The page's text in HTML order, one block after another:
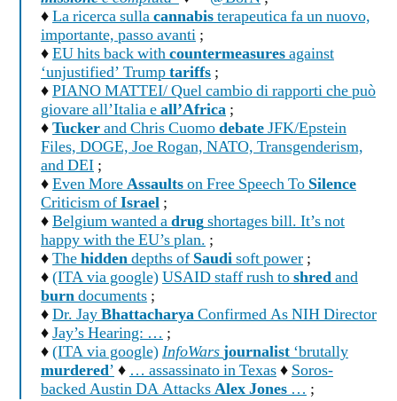
♦La ricerca sullacannabisterapeutica fa un nuovo,
importante, passo avanti ;
♦EU hits back withcountermeasuresagainst
‘unjustified’ Trumptariffs ;
♦PIANO MATTEI/ Quel cambio di rapporti che può
giovare all’Italia eall’Africa ;
♦Tuckerand Chris CuomodebateJFK/Epstein
Files, DOGE, Joe Rogan, NATO, Transgenderism,
and DEI ;
♦Even MoreAssaultson Free Speech To Silence
Criticism ofIsrael ;
♦Belgium wanted adrugshortages bill. It’s not
happy with the EU’s plan. ;
♦Thehiddendepths of Saudisoft power ;
♦(ITA via google)USAID staff rush toshredand
burndocuments ;
♦Dr. JayBhattacharyaConfirmed As NIH Director
♦Jay’s Hearing: … ;
♦(ITA via google)InfoWarsjournalist ‘brutally
murdered’ ♦ … assassinato in Texas♦ Soros-
backed Austin DA AttacksAlex Jones … ;